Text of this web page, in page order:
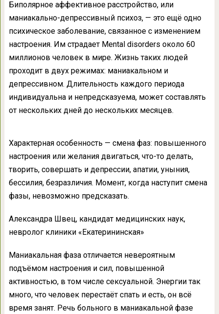
Биполярное аффективное расстройство, или
маниакально-депрессивный психоз, — это ещё одно
психическое заболевание, связанное с изменением
настроения. Им страдает Mental disorders около 60
миллионов человек в мире. Жизнь таких людей
проходит в двух режимах: маниакальном и
депрессивном. Длительность каждого периода
индивидуальна и непредсказуема, может составлять
от нескольких дней до нескольких месяцев.
Характерная особенность — смена фаз: повышенного
настроения или желания двигаться, что-то делать,
творить, совершать и депрессии, апатии, уныния,
бессилия, безразличия. Момент, когда наступит смена
фазы, невозможно предсказать.
Александра Швец, кандидат медицинских наук,
невролог клиники «Екатерининская»
Маниакальная фаза отличается невероятным
подъёмом настроения и сил, повышенной
активностью, в том числе сексуальной. Энергии так
много, что человек перестаёт спать и есть, он всё
время занят. Речь больного в маниакальной фазе